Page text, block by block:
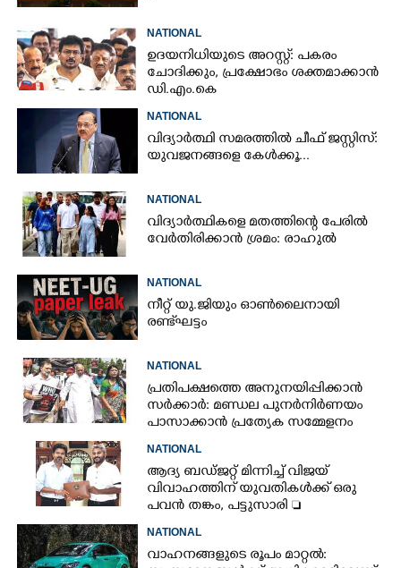
NATIONAL
ഉദയനിധിയുടെ അറസ്റ്റ്: പകരം
ചോദിക്കും,​ പ്രക്ഷോഭം ശക്തമാക്കാൻ
ഡി.എം.കെ
NATIONAL
വിദ്യാർത്ഥി സമരത്തിൽ ചീഫ് ജസ്റ്റിസ്:
യുവജനങ്ങളെ കേൾക്കൂ...
NATIONAL
വിദ്യാർത്ഥികളെ മതത്തിന്റെ പേരിൽ
വേർതിരിക്കാൻ ശ്രമം: രാഹുൽ
NATIONAL
നീറ്റ് യു.ജിയും ഓൺലൈനായി
രണ്ട് ഘട്ടം
NATIONAL
പ്രതിപക്ഷത്തെ അനുനയിപ്പിക്കാൻ
സർക്കാർ: മണ്ഡല പുനർനിർണയം
പാസാക്കാൻ പ്രത്യേക സമ്മേളനം
NATIONAL
ആദ്യ ബഡ്ജറ്റ് മിന്നിച്ച് വിജയ്
വിവാഹത്തിന് യുവതികൾക്ക് ഒരു
പവൻ തങ്കം, പട്ടുസാരി 
നവജാതശിശുക്കൾക്ക്
സ്വർണമോതിരം  വിദ്യാർത്ഥികൾക്ക്
സൈക്കിൾ
NATIONAL
വാഹനങ്ങളുടെ രൂപം മാറ്റൽ: